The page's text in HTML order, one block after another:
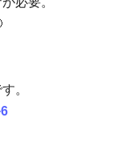
。